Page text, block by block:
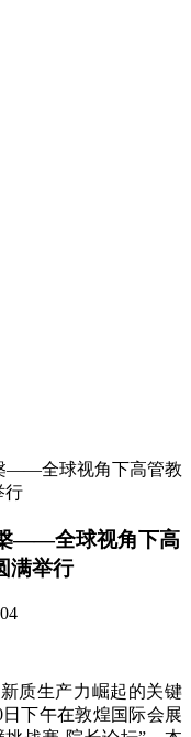
——全球视角下高管教
行
——全球视角下高
满举行
质生产力崛起的关键
下午在敦煌国际会展